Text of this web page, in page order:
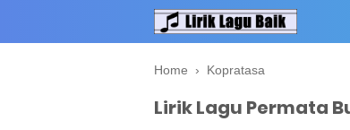
Home › Kopratasa
Lirik Lagu Permata